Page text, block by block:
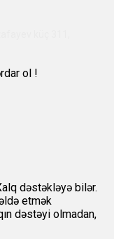
ol !
dəstəkləyə bilər.
etmək
dəstəyi olmadan,